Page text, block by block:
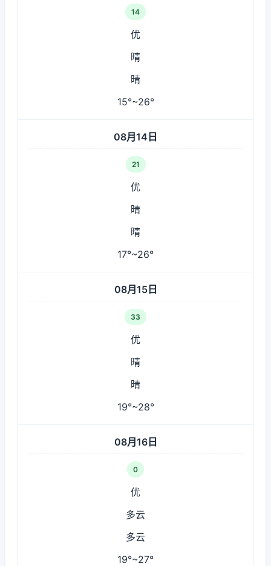
14
优
晴
晴
15°~26°
08月14日
21
优
晴
晴
17°~26°
08月15日
33
优
晴
晴
19°~28°
08月16日
0
优
多云
多云
19°~27°